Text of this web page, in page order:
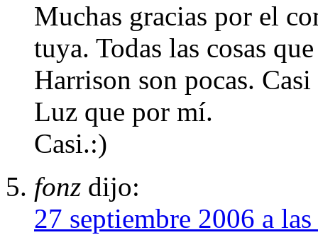
Muchas gracias por el
tuya. Todas las cosas
Harrison son pocas.
Luz que por mí.
Casi.:)
fonz dijo:
27 septiembre 2006 a